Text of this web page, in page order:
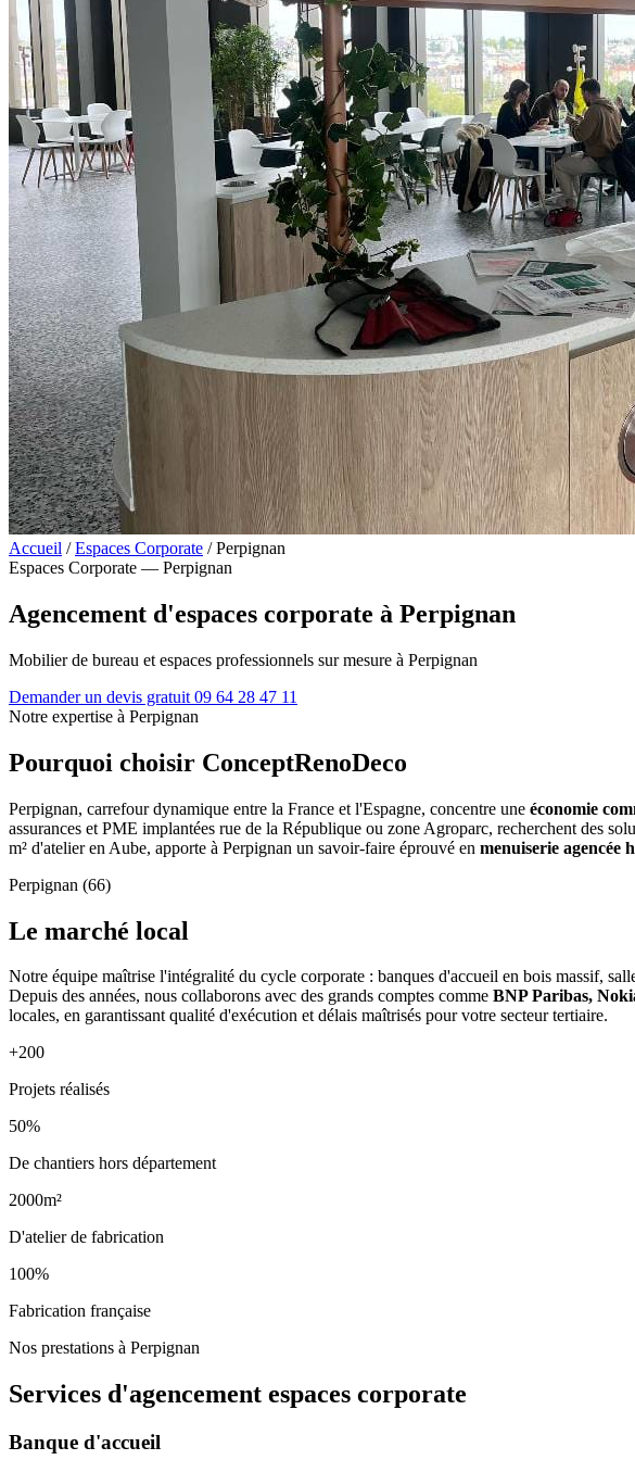
Accueil / Espaces Corporate / Perpignan
Espaces Corporate — Perpignan
Agencement d'espaces corporate à Perpignan
Mobilier de bureau et espaces professionnels sur mesure à Perpignan
Demander un devis gratuit 09 64 28 47 11
Notre expertise à Perpignan
Pourquoi choisir ConceptRenoDeco
Perpignan, carrefour dynamique entre la France et l'Espagne, concentre une économie
assurances et PME implantées rue de la République ou zone Agroparc, recherchent des
m² d'atelier en Aube, apporte à Perpignan un savoir-faire éprouvé en menuiserie agencée
Perpignan (66)
Le marché local
Notre équipe maîtrise l'intégralité du cycle corporate : banques d'accueil en bois massif,
Depuis des années, nous collaborons avec des grands comptes comme BNP Paribas,
locales, en garantissant qualité d'exécution et délais maîtrisés pour votre secteur tertiaire.
+200
Projets réalisés
50%
De chantiers hors département
2000m²
D'atelier de fabrication
100%
Fabrication française
Nos prestations à Perpignan
Services d'agencement espaces corporate
Banque d'accueil